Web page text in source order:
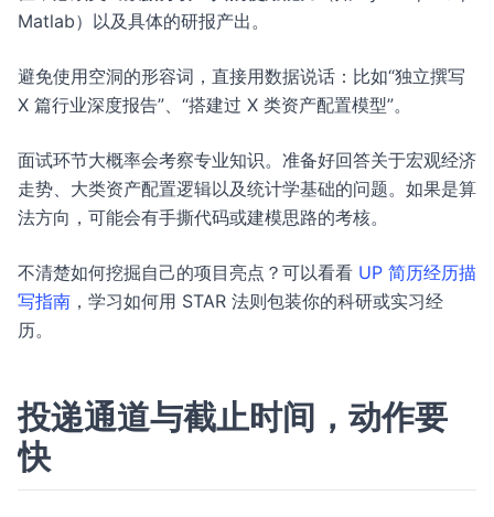
Matlab）以及具体的研报产出。
避免使用空洞的形容词，直接用数据说话：比如“独立撰写
X 篇行业深度报告”、“搭建过 X 类资产配置模型”。
面试环节大概率会考察专业知识。准备好回答关于宏观经济
走势、大类资产配置逻辑以及统计学基础的问题。如果是算
法方向，可能会有手撕代码或建模思路的考核。
不清楚如何挖掘自己的项目亮点？可以看看 UP 简历经历描
写指南 ，学习如何用 STAR 法则包装你的科研或实习经
历。
投递通道与截止时间，动作要
快